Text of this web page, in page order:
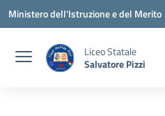
Vai ai contenuti
Vai al menu di navigazione
Vai al footer
Ministero dell'Istruzione e del Merito
Liceo Statale
Salvatore Pizzi